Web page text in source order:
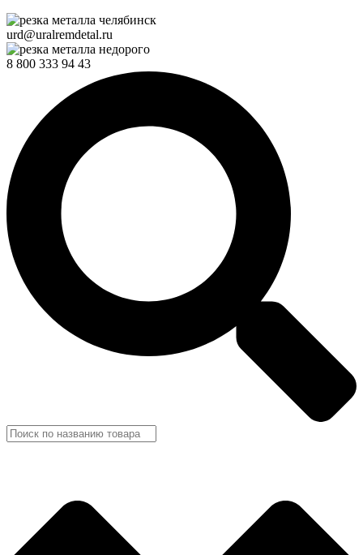
urd@uralremdetal.ru
8 800 333 94 43